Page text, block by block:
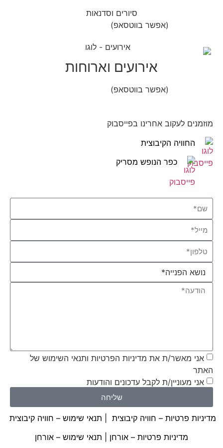
סיורים וסדנאות
(אפשר בווטסאפ)
אירועים וארוחות
(אפשר בווטסאפ)
מוזמנים לעקוב אחרינו בפייסבוק
החוויה הקיבוצית
כפר הנופש מסריק
אני מאשר/ת את מדיניות הפרטיות ותנאי השימוש של
האתר
אני מעוניין/ת לקבל עדכונים והודעות
שליחה
מדיניות פרטיות – חוויה קיבוצית
תנאי שימוש – חוויה קיבוצית
מדיניות פרטיות – אורחן
תנאי שימוש – אורחן